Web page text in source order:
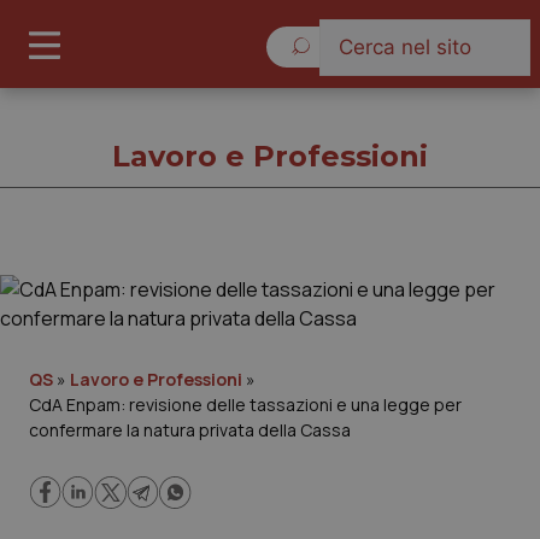
Governo e Parlamento
Regioni e Asl
Lavoro e Professioni
QS » Lavoro e Professioni »
CdA Enpam: revisione delle tassazioni e una legge per
confermare la natura privata della Cassa